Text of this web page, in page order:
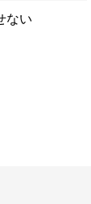
ない